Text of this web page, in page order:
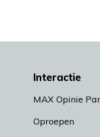
Interactie
MAX Opinie
Oproepen